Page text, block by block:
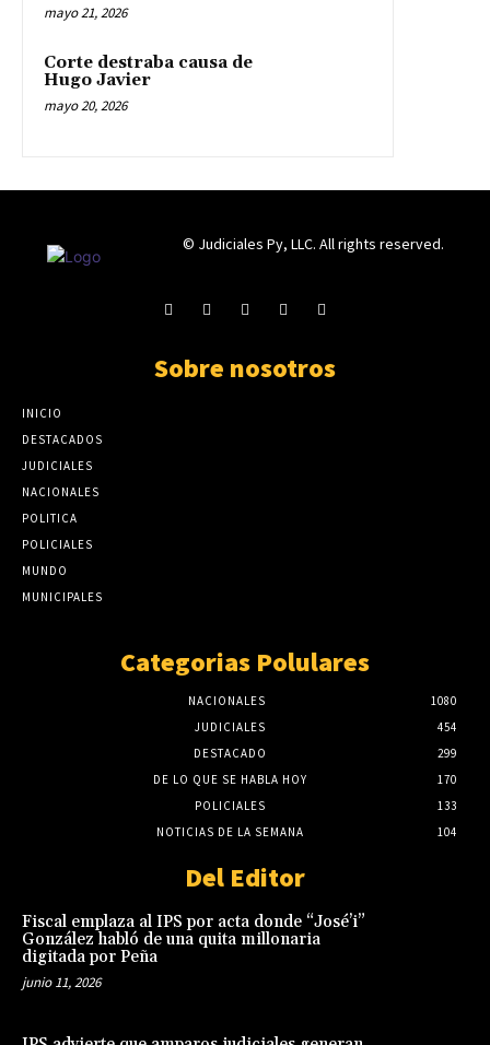
mayo 21, 2026
Corte destraba causa de
Hugo Javier
mayo 20, 2026
© Judiciales Py, LLC. All rights reserved.
Sobre nosotros
INICIO
DESTACADOS
JUDICIALES
NACIONALES
POLITICA
POLICIALES
MUNDO
MUNICIPALES
Categorias Polulares
NACIONALES
1080
JUDICIALES
454
DESTACADO
299
DE LO QUE SE HABLA HOY
170
POLICIALES
133
NOTICIAS DE LA SEMANA
104
Del Editor
Fiscal emplaza al IPS por acta donde “José’i”
González habló de una quita millonaria
digitada por Peña
junio 11, 2026